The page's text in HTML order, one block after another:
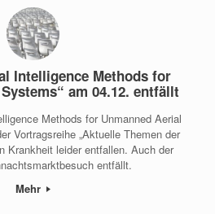
Intelligence Methods for
am 04.12. entfällt
Methods for Unmanned Aerial
Vortragsreihe „Aktuelle Themen der
Krankheit leider entfallen. Auch der
entfällt.
Mehr